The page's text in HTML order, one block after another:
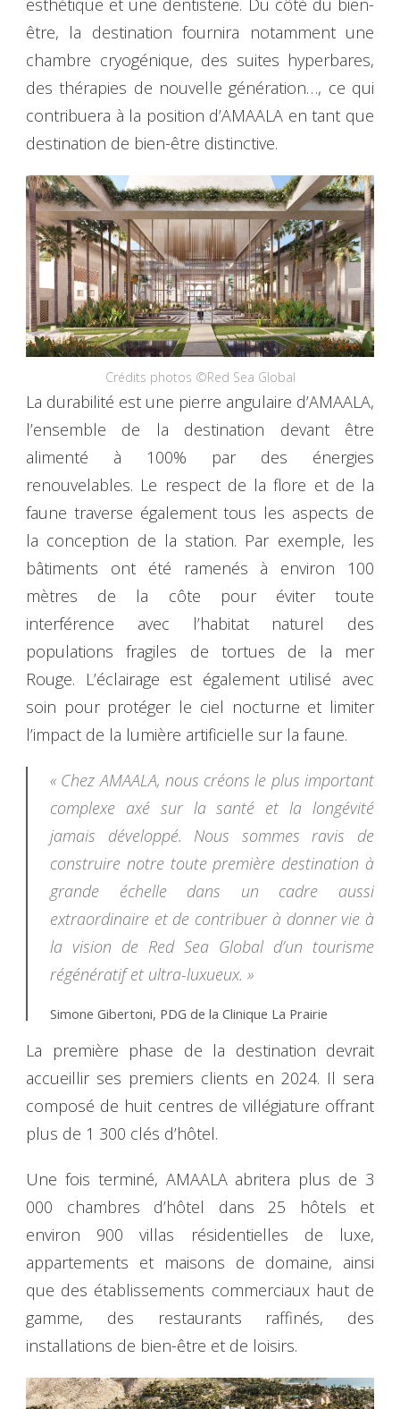
esthétique et une dentisterie. Du côté du bien-
être, la destination fournira notamment une
chambre cryogénique, des suites hyperbares,
des thérapies de nouvelle génération…, ce qui
contribuera à la position d’AMAALA en tant que
destination de bien-être distinctive.
Crédits photos ©Red Sea Global
La durabilité est une pierre angulaire d’AMAALA,
l’ensemble de la destination devant être
alimenté à 100% par des énergies
renouvelables. Le respect de la flore et de la
faune traverse également tous les aspects de
la conception de la station. Par exemple, les
bâtiments ont été ramenés à environ 100
mètres de la côte pour éviter toute
interférence avec l’habitat naturel des
populations fragiles de tortues de la mer
Rouge. L’éclairage est également utilisé avec
soin pour protéger le ciel nocturne et limiter
l’impact de la lumière artificielle sur la faune.
« Chez AMAALA, nous créons le plus important
complexe axé sur la santé et la longévité
jamais développé. Nous sommes ravis de
construire notre toute première destination à
grande échelle dans un cadre aussi
extraordinaire et de contribuer à donner vie à
la vision de Red Sea Global d’un tourisme
régénératif et ultra-luxueux. »
Simone Gibertoni, PDG de la Clinique La Prairie
La première phase de la destination devrait
accueillir ses premiers clients en 2024. Il sera
composé de huit centres de villégiature offrant
plus de 1 300 clés d’hôtel.
Une fois terminé, AMAALA abritera plus de 3
000 chambres d’hôtel dans 25 hôtels et
environ 900 villas résidentielles de luxe,
appartements et maisons de domaine, ainsi
que des établissements commerciaux haut de
gamme, des restaurants raffinés, des
installations de bien-être et de loisirs.